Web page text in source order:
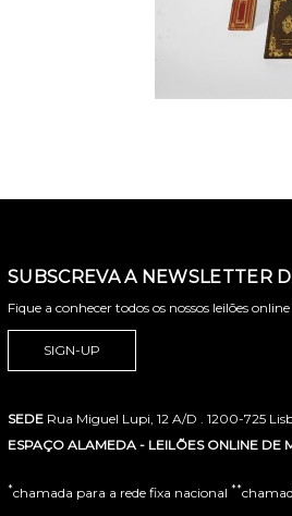
SUBSCREVA A NEWSLETTER
Fique a conhecer todos os nossos leilões
SIGN-UP
SEDE Rua Miguel Lupi, 12 A/D . 1200-725
ESPAÇO ALAMEDA - LEILÕES ONLINE DE
*chamada para a rede fixa nacional **